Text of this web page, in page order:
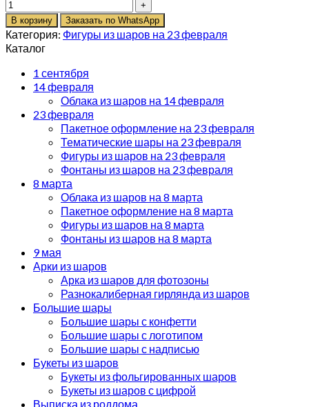
В корзину Заказать по WhatsApp
Категория: Фигуры из шаров на 23 февраля
Каталог
1 сентября
14 февраля
Облака из шаров на 14 февраля
23 февраля
Пакетное оформление на 23 февраля
Тематические шары на 23 февраля
Фигуры из шаров на 23 февраля
Фонтаны из шаров на 23 февраля
8 марта
Облака из шаров на 8 марта
Пакетное оформление на 8 марта
Фигуры из шаров на 8 марта
Фонтаны из шаров на 8 марта
9 мая
Арки из шаров
Арка из шаров для фотозоны
Разнокалиберная гирлянда из шаров
Большие шары
Большие шары с конфетти
Большие шары с логотипом
Большие шары с надписью
Букеты из шаров
Букеты из фольгированных шаров
Букеты из шаров с цифрой
Выписка из роддома